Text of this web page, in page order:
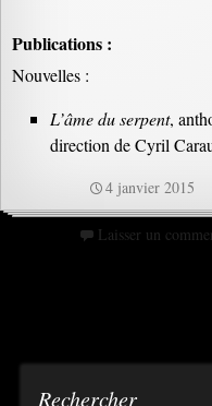
Publications :
Nouvelles :
L’âme du serpent,
direction de Cyril
4 janvier 2015
Laisser un
Rechercher